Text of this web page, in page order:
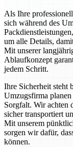
Als Ihre
sich während des
um alle Details,
Mit unserer
Ablaufkonzept
jedem Schritt.
Ihre Sicherheit steht
Umzugsfirma
Sorgfalt. Wir achten
sicher transportiert
Mit unserem
sorgen wir dafür,
können.